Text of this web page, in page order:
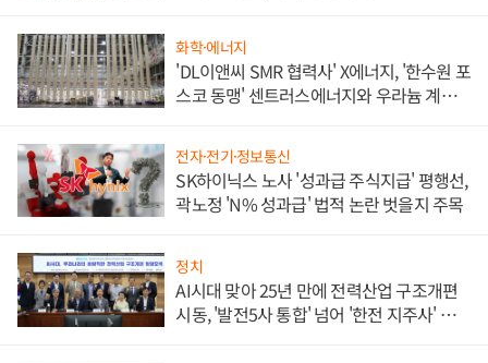
화학·에너지
'DL이앤씨 SMR 협력사' X에너지, '한수원 포
스코 동맹' 센트러스에너지와 우라늄 계약
전자·전기·정보통신
SK하이닉스 노사 '성과급 주식지급' 평행선,
곽노정 'N% 성과급' 법적 논란 벗을지 주목
정치
AI시대 맞아 25년 만에 전력산업 구조개편
시동, '발전5사 통합' 넘어 '한전 지주사' 재편